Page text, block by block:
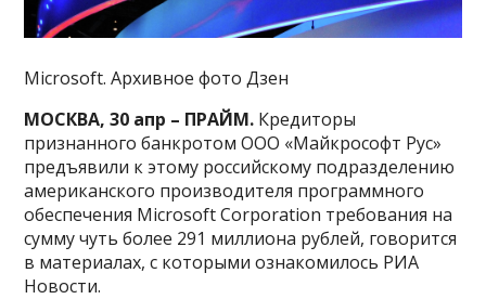
Microsoft. Архивное фото Дзен
МОСКВА, 30 апр – ПРАЙМ. Кредиторы
признанного банкротом ООО «Майкрософт Рус»
предъявили к этому российскому подразделению
американского производителя программного
обеспечения Microsoft Corporation требования на
сумму чуть более 291 миллиона рублей, говорится
в материалах, с которыми ознакомилось РИА
Новости.